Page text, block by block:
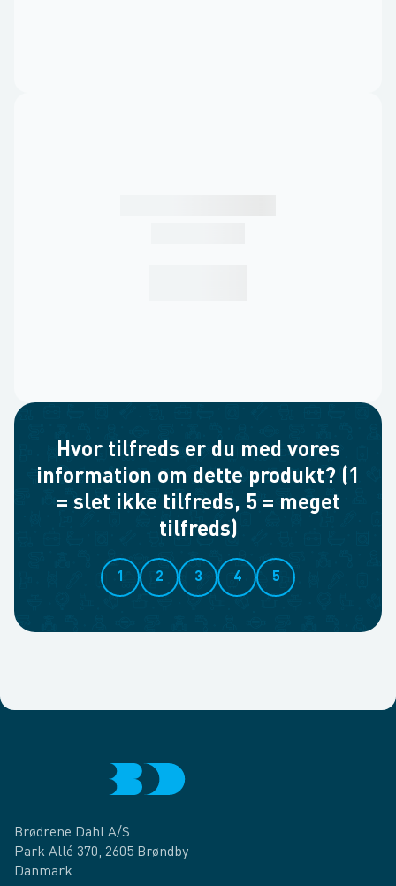
Hvor tilfreds er du med vores
information om dette produkt? (1
= slet ikke tilfreds, 5 = meget
tilfreds)
1 2 3 4 5
Brødrene Dahl A/S
Park Allé 370, 2605 Brøndby
Danmark